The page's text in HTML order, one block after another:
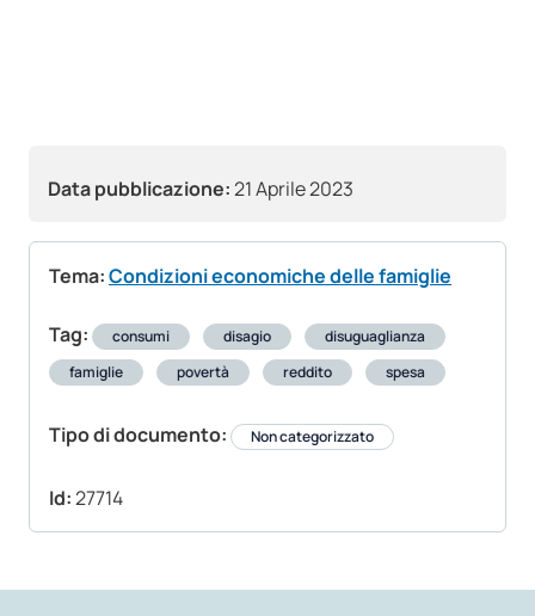
Data pubblicazione:21 Aprile 2023
Tema:Condizioni economiche delle famiglie
Tag: consumi disagio
disuguaglianza
famiglie
povertà reddito spesa
Tipo di documento: Non categorizzato
Id:27714